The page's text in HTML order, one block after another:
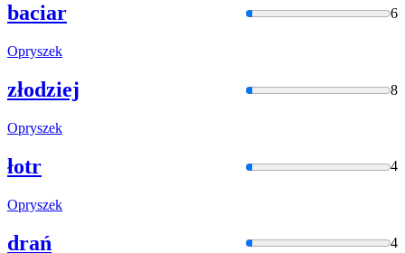
baciar 6
Opryszek
złodziej 8
Opryszek
łotr 4
Opryszek
drań 4